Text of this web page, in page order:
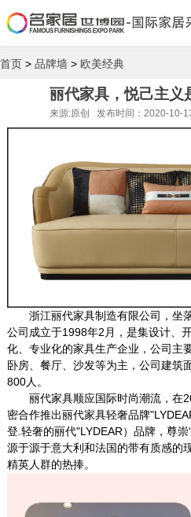
首页 > 品牌墙 > 欧美经典
丽代家具，悦己主义
来源:原创 发布时间：2020-10-
浙江丽代家具制造有限公司，坐
公司成立于1998年2月，是集设计、
化、专业化的家具生产企业，公司主
卧房、餐厅、沙发等为主，公司建筑
800人。
丽代家具顺应国际时尚潮流，在
密合作推出丽代家具轻奢品牌
登.轻奢的丽代"LYDEAR）品牌，尊崇
源于源于意大利和法国的带有质感的
精英人群的热捧。